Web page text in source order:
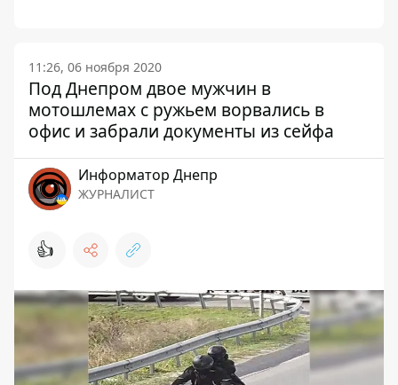
11:26, 06 ноября 2020
Под Днепром двое мужчин в
мотошлемах с ружьем ворвались в
офис и забрали документы из сейфа
Информатор Днепр
ЖУРНАЛИСТ
👍